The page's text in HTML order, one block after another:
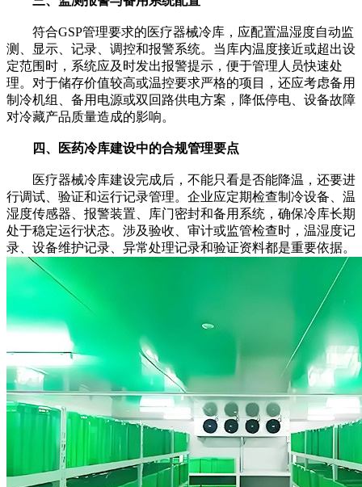
符合GSP管理要求的医疗器械冷库，应配置温湿度自动监
测、显示、记录、调控和报警系统。当库内温度接近或超出设
定范围时，系统应及时发出报警提示，便于管理人员快速处
理。对于储存价值较高或温控要求严格的项目，还应考虑备用
制冷机组、备用电源或双回路供电方案，降低停电、设备故障
对冷藏产品质量造成的影响。
四、医药冷库建设中的合规管理要点
医疗器械冷库建设完成后，不能只看是否能降温，还要进
行调试、验证和运行记录管理。企业应定期检查制冷设备、温
湿度传感器、报警装置、库门密封和备用系统，确保冷库长期
处于稳定运行状态。涉及验收、审计或监管检查时，温湿度记
录、设备维护记录、异常处理记录和验证资料都是重要依据。